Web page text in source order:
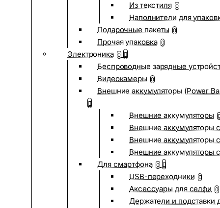
Из текстиля 0
Наполнители для
Подарочные пакеты 0
Прочая упаковка 0
Электроника 0
Беспроводные зарядные
Видеокамеры 0
Внешние аккумуляторы (Power
Внешние аккумуляторы
Внешние аккумуляторы
Внешние аккумуляторы
Внешние аккумуляторы
Для смартфона 0
USB-переходники 0
Аксессуары для селфи 0
Держатели и подставки